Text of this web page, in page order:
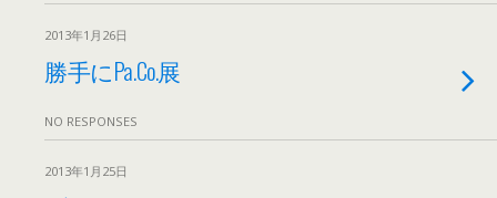
2013年1月26日
勝手にPa.Co.展
NO RESPONSES
2013年1月25日